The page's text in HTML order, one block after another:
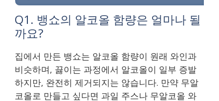
Q1. 뱅쇼의 알코올 함량은 얼마나 될
까요?
집에서 만든 뱅쇼는 알코올 함량이 원래 와인과
비슷하며, 끓이는 과정에서 알코올이 일부 증발
하지만, 완전히 제거되지는 않습니다. 만약 무알
코올로 만들고 싶다면 과일 주스나 무알코올 와